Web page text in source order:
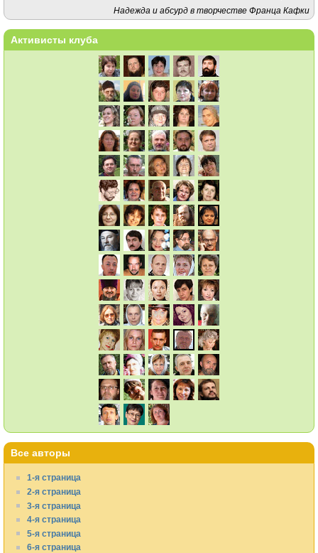
Надежда и абсурд в творчестве Франца Кафки
Активисты клуба
Все авторы
1-я страница
2-я страница
3-я страница
4-я страница
5-я страница
6-я страница